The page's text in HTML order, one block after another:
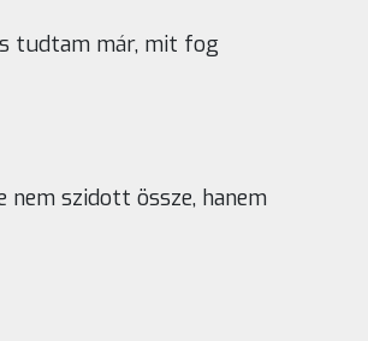
tudtam már, mit fog
szidott össze, hanem